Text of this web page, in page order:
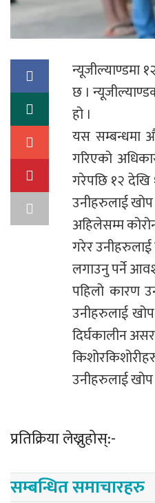
न्यूजील्याण्डमा
छ ।
हो ।
यस सम्बन्धमा
गरिएको
गरेपछि १२ देखि
उनीहरुलाई
अहिलेसम्म
गरेर
लगाउनु पर्ने
पहिलो कारण
उनीहरुलाई
दिर्घकालीन
उनीहरुलाई खोप
प्रतिक्रिया लेख्नुहोस्:-
सम्बन्धित समाचारहरु